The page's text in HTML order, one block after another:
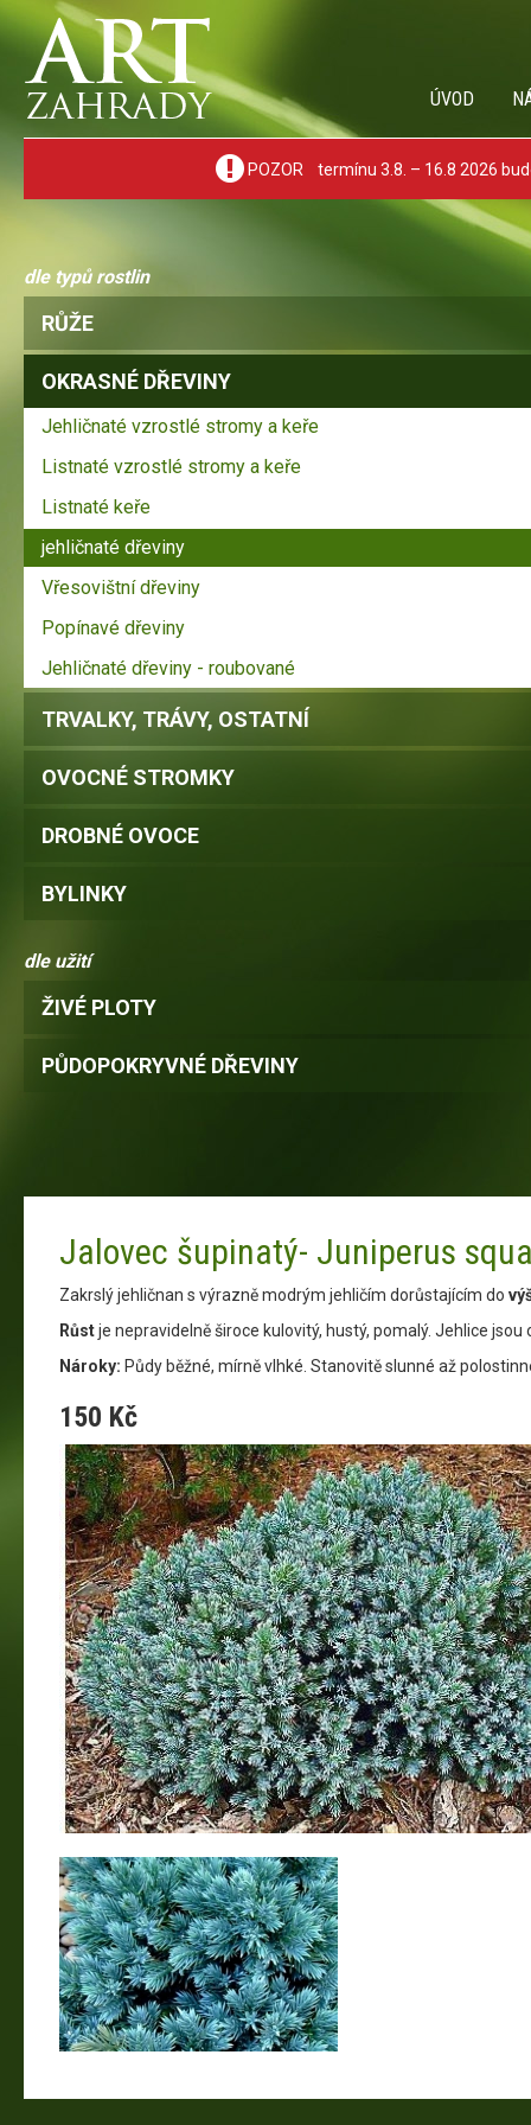
ÚVOD
POZOR termínu 3.8. – 16.8 2026
dle typů rostlin
RŮŽE
OKRASNÉ DŘEVINY
Jehličnaté vzrostlé stromy a keře
Listnaté vzrostlé stromy a keře
Listnaté keře
jehličnaté dřeviny
Vřesovištní dřeviny
Popínavé dřeviny
Jehličnaté dřeviny - roubované
TRVALKY, TRÁVY, OSTATNÍ
OVOCNÉ STROMKY
DROBNÉ OVOCE
BYLINKY
dle užití
ŽIVÉ PLOTY
PŮDOPOKRYVNÉ DŘEVINY
Jalovec šupinatý- Juniperus
Zakrslý jehličnan s výrazně modrým jehličím dorůstajícím do
Růstje nepravidelně široce kulovitý, hustý, pomalý. Jehlice
Nároky: Půdy běžné, mírně vlhké. Stanovitě slunné až
150 Kč